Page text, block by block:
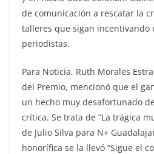
de comunicación a rescatar la
talleres que sigan incentivando
periodistas.
Para Noticia, Ruth Morales
del Premio, mencionó que el
un hecho muy desafortunado
crítica. Se trata de “La trágica
de Julio Silva para N+
honorífica se la llevó “Sigue el